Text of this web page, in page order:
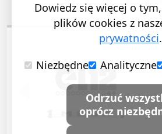
POPRZEDNI SLAJD
Dowiedz się więcej o
plików cookies z
prywatności.
Niezbędne
Analityczne
Odrzuć
oprócz